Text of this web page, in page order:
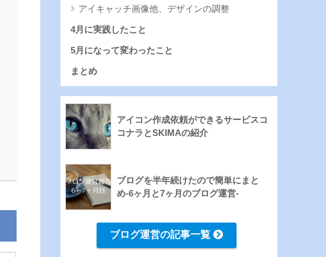
アイキャッチ画像他、デザインの調整
4月に実践したこと
5月になって変わったこと
まとめ
アイコン作成依頼ができるサービスコ
コナラとSKIMAの紹介
ブログを半年続けたので簡単にまと
め-6ヶ月と7ヶ月のブログ運営-
ブログ運営の記事一覧